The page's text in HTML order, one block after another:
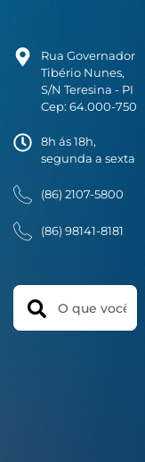
Rua Governador
Tibério Nunes,
S/N Teresina - PI
Cep: 64.000-750
8h ás 18h,
segunda a sexta
(86) 2107-5800
(86) 98141-8181
Search